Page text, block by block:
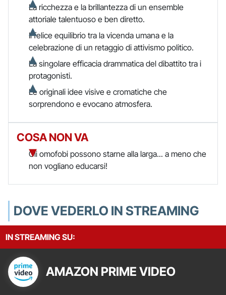
La ricchezza e la brillantezza di un ensemble
attoriale talentuoso e ben diretto.
Il felice equilibrio tra la vicenda umana e la
celebrazione di un retaggio di attivismo politico.
La singolare efficacia drammatica del dibattito tra i
protagonisti.
Le originali idee visive e cromatiche che
sorprendono e evocano atmosfera.
COSA NON VA
Gli omofobi possono starne alla larga... a meno che
non vogliano educarsi!
DOVE VEDERLO IN STREAMING
IN STREAMING SU:
AMAZON PRIME VIDEO